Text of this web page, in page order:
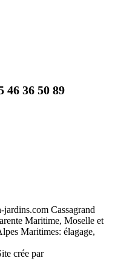
46 36 50 89
Cassagrand
Maritime, Moselle et
Maritimes: élagage,
crée par